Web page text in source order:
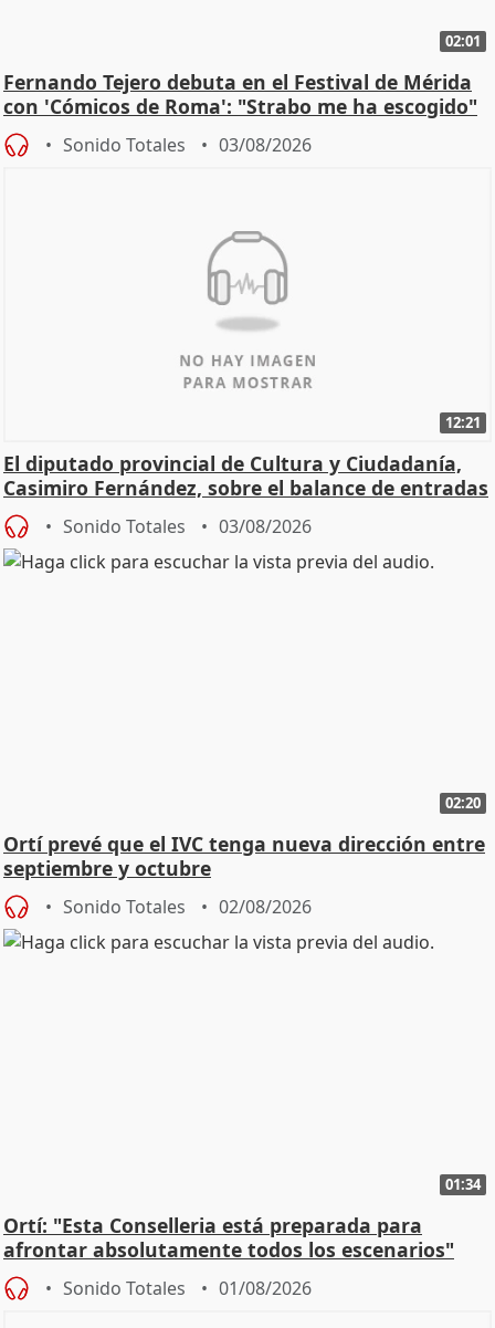
02:01
Fernando Tejero debuta en el Festival de Mérida
con 'Cómicos de Roma': "Strabo me ha escogido"
Sonido Totales 03/08/2026
12:21
El diputado provincial de Cultura y Ciudadanía,
Casimiro Fernández, sobre el balance de entradas
Sonido Totales 03/08/2026
02:20
Ortí prevé que el IVC tenga nueva dirección entre
septiembre y octubre
Sonido Totales 02/08/2026
01:34
Ortí: "Esta Conselleria está preparada para
afrontar absolutamente todos los escenarios"
Sonido Totales 01/08/2026